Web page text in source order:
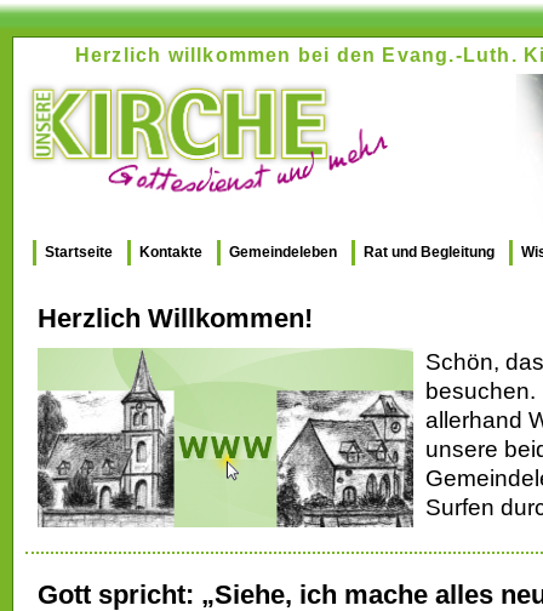
Herzlich willkommen bei den Evang.-Luth.
Startseite Kontakte Gemeindeleben Rat und Begleitung
Herzlich Willkommen!
Schön,
besuchen.
allerhand
unsere
Surfen
Gott spricht: „Siehe, ich mache alles